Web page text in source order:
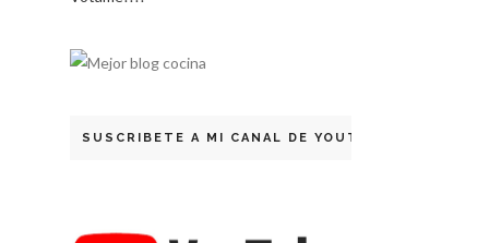
SUSCRIBETE A MI CANAL DE YOUTUBE